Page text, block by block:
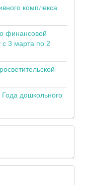
комплекса
финансовой
с 3 марта по 2
дошкольного